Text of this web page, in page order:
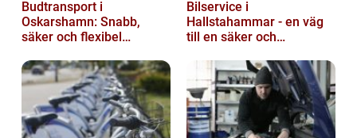
Budtransport i
Oskarshamn: Snabb,
säker och flexibel
Bilservice i
Hallstahammar - en väg
till en säker och